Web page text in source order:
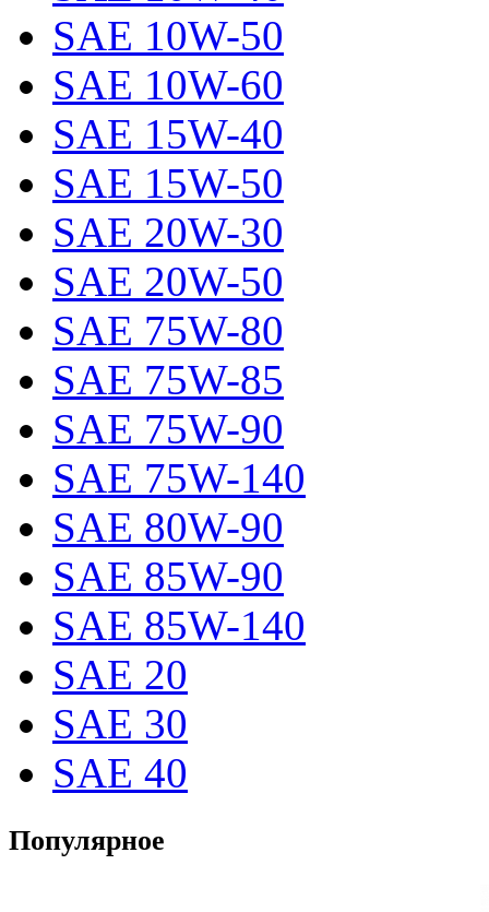
SAE 10W-50
SAE 10W-60
SAE 15W-40
SAE 15W-50
SAE 20W-30
SAE 20W-50
SAE 75W-80
SAE 75W-85
SAE 75W-90
SAE 75W-140
SAE 80W-90
SAE 85W-90
SAE 85W-140
SAE 20
SAE 30
SAE 40
Популярное